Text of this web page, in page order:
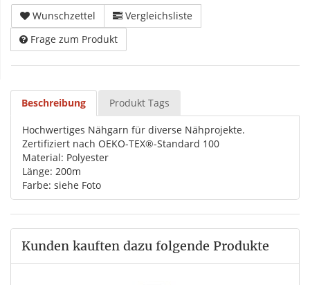
Wunschzettel
Vergleichsliste
Frage zum Produkt
Beschreibung Produkt Tags
Hochwertiges Nähgarn für diverse Nähprojekte.
Zertifiziert nach OEKO-TEX®-Standard 100
Material: Polyester
Länge: 200m
Farbe: siehe Foto
Kunden kauften dazu folgende Produkte